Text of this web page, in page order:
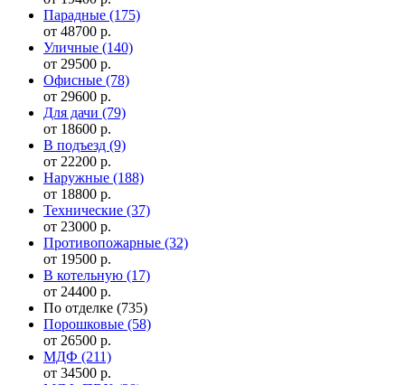
Парадные (175)
от 48700 р.
Уличные (140)
от 29500 р.
Офисные (78)
от 29600 р.
Для дачи (79)
от 18600 р.
В подъезд (9)
от 22200 р.
Наружные (188)
от 18800 р.
Технические (37)
от 23000 р.
Противопожарные (32)
от 19500 р.
В котельную (17)
от 24400 р.
По отделке (735)
Порошковые (58)
от 26500 р.
МДФ (211)
от 34500 р.